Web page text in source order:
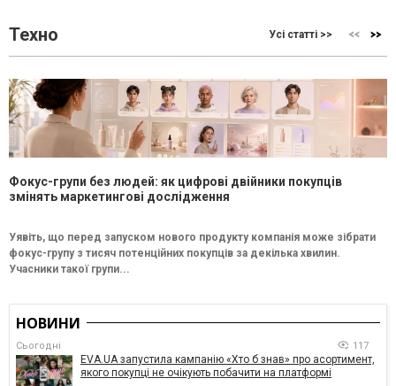
Техно Усі статті >>
Фокус-групи без людей: як цифрові двійники покупців
змінять маркетингові дослідження
Уявіть, що перед запуском нового продукту компанія може зібрати
фокус-групу з тисяч потенційних покупців за декілька хвилин.
Учасники такої групи...
НОВИНИ
Сьогодні 117
EVA.UA запустила кампанію «Хто б знав» про асортимент,
якого покупці не очікують побачити на платформі